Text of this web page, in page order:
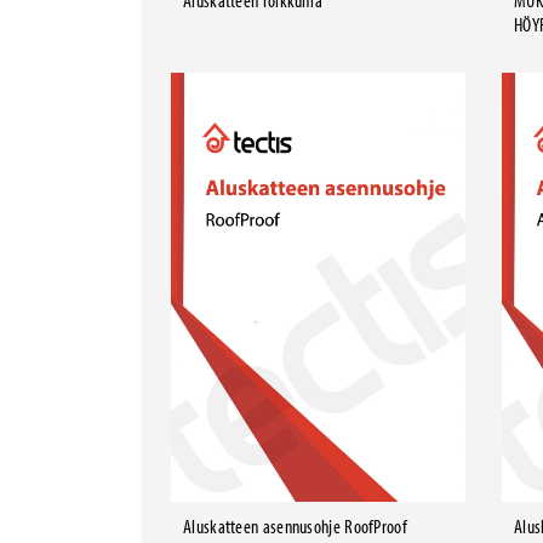
Aluskatteen asennusohje RoofProof